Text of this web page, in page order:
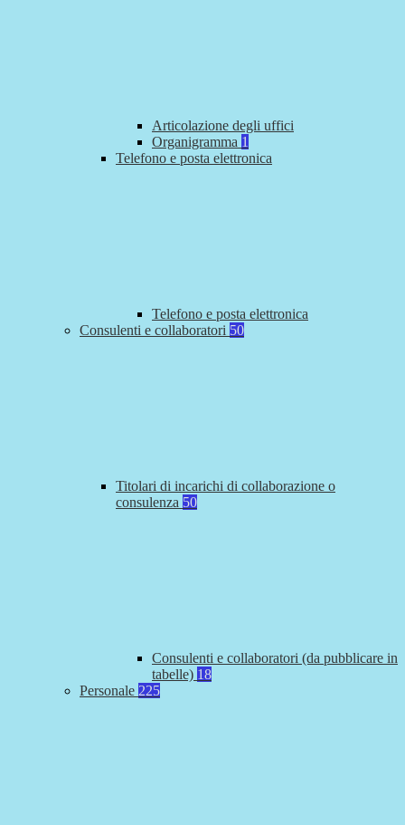
Articolazione degli uffici
Organigramma 1
Telefono e posta elettronica
Telefono e posta elettronica
Consulenti e collaboratori 50
Titolari di incarichi di collaborazione o
consulenza 50
Consulenti e collaboratori (da pubblicare in
tabelle) 18
Personale 225